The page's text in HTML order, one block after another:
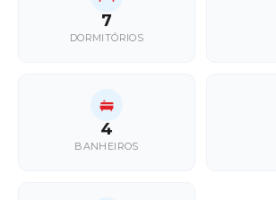
7
DORMITÓRIOS
4
BANHEIROS